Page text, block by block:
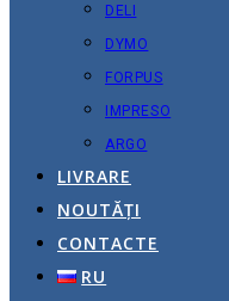
DELI
DYMO
FORPUS
IMPRESO
ARGO
LIVRARE
NOUTĂȚI
CONTACTE
RU